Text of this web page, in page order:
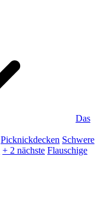
Das
Picknickdecken Schwere
+ 2 nächste Flauschige